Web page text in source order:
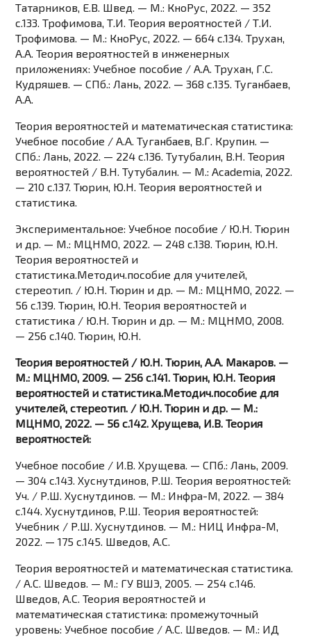
Татарников, Е.В. Швед. — М.: КноРус, 2022. — 352
c.133. Трофимова, Т.И. Теория вероятностей / Т.И.
Трофимова. — М.: КноРус, 2022. — 664 c.134. Трухан,
А.А. Теория вероятностей в инженерных
приложениях: Учебное пособие / А.А. Трухан, Г.С.
Кудряшев. — СПб.: Лань, 2022. — 368 c.135. Туганбаев,
А.А.
Теория вероятностей и математическая статистика:
Учебное пособие / А.А. Туганбаев, В.Г. Крупин. —
СПб.: Лань, 2022. — 224 c.136. Тутубалин, В.Н. Теория
вероятностей / В.Н. Тутубалин. — М.: Academia, 2022.
— 210 c.137. Тюрин, Ю.Н. Теория вероятностей и
статистика.
Экспериментальное: Учебное пособие / Ю.Н. Тюрин
и др. — М.: МЦНМО, 2022. — 248 c.138. Тюрин, Ю.Н.
Теория вероятностей и
статистика.Методич.пособие для учителей,
стереотип. / Ю.Н. Тюрин и др. — М.: МЦНМО, 2022. —
56 c.139. Тюрин, Ю.Н. Теория вероятностей и
статистика / Ю.Н. Тюрин и др. — М.: МЦНМО, 2008.
— 256 c.140. Тюрин, Ю.Н.
Теория вероятностей / Ю.Н. Тюрин, А.А. Макаров. —
М.: МЦНМО, 2009. — 256 c.141. Тюрин, Ю.Н. Теория
вероятностей и статистика.Методич.пособие для
учителей, стереотип. / Ю.Н. Тюрин и др. — М.:
МЦНМО, 2022. — 56 c.142. Хрущева, И.В. Теория
вероятностей:
Учебное пособие / И.В. Хрущева. — СПб.: Лань, 2009.
— 304 c.143. Хуснутдинов, Р.Ш. Теория вероятностей:
Уч. / Р.Ш. Хуснутдинов. — М.: Инфра-М, 2022. — 384
c.144. Хуснутдинов, Р.Ш. Теория вероятностей:
Учебник / Р.Ш. Хуснутдинов. — М.: НИЦ Инфра-М,
2022. — 175 c.145. Шведов, А.С.
Теория вероятностей и математическая статистика.
/ А.С. Шведов. — М.: ГУ ВШЭ, 2005. — 254 c.146.
Шведов, А.С. Теория вероятностей и
математическая статистика: промежуточный
уровень: Учебное пособие / А.С. Шведов. — М.: ИД